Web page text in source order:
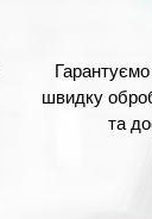
швидку
та